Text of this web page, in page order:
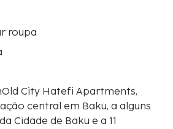
roupa
City Hatefi Apartments,
central em Baku, a alguns
Cidade de Baku e a 11